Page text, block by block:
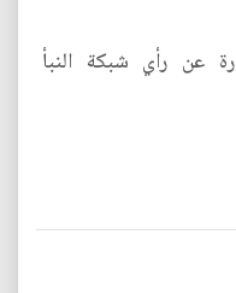
عن رأي شبكة النبأ